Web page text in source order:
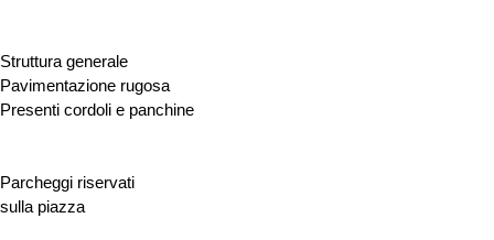
Struttura generale
Pavimentazione rugosa
Presenti cordoli e panchine
Parcheggi riservati
sulla piazza